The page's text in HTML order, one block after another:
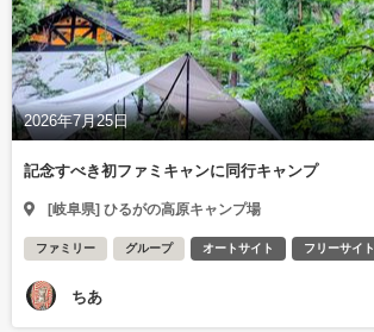
2026年7月25日
記念すべき初ファミキャンに同行キャンプ
[岐阜県] ひるがの高原キャンプ場
ファミリー グループ オートサイト フリーサイト
ちあ